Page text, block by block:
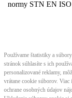
normy STN EN
Používame štatistiky a
stránok súhlasíte s ich
personalizované reklamy,
vrátane cookie súborov.
ochrane osobných údajov